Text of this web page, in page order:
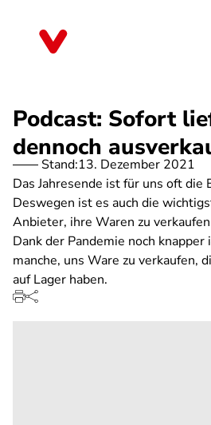
Podcast: Sofort
dennoch
Stand:13. Dezember 2021
Das Jahresende ist für uns oft die
Deswegen ist es auch die
Anbieter, ihre Waren zu
Dank der Pandemie noch
manche, uns Ware zu verkaufen,
auf Lager haben.